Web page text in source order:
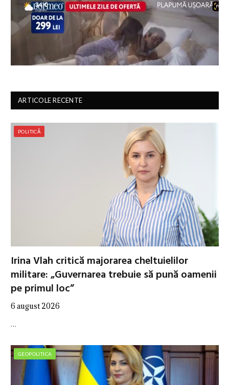
ARTICOLE RECENTE
POLITICĂ
Irina Vlah critică majorarea cheltuielilor
militare: „Guvernarea trebuie să pună oamenii
pe primul loc”
6 august 2026
…
GEOPOLITICA